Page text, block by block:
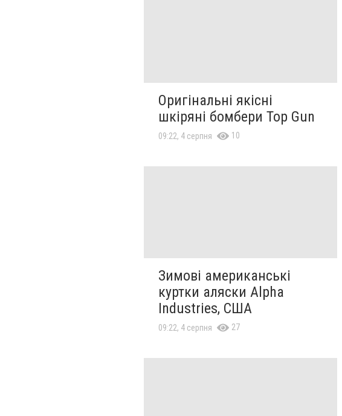
Оригінальні якісні
шкіряні бомбери Top Gun
09:22, 4 серпня 10
Зимові американські
куртки аляски Alpha
Industries, США
09:22, 4 серпня 27